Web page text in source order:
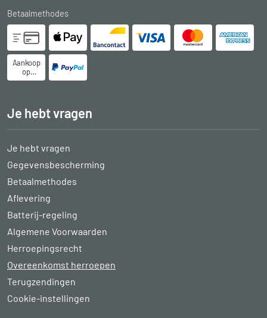
Betaalmethodes
Aankoop
op
rekening
Je hebt vragen
Je hebt vragen
Gegevensbescherming
Betaalmethodes
Aflevering
Batterij-regeling
Algemene Voorwaarden
Herroepingsrecht
Overeenkomst herroepen
Terugzendingen
Cookie-instellingen